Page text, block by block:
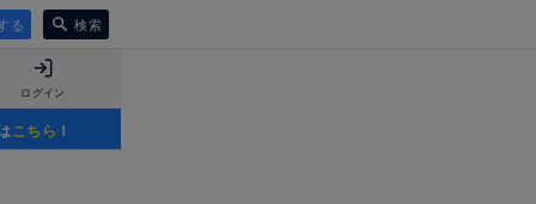
る 検索
ログイン
こちら ！